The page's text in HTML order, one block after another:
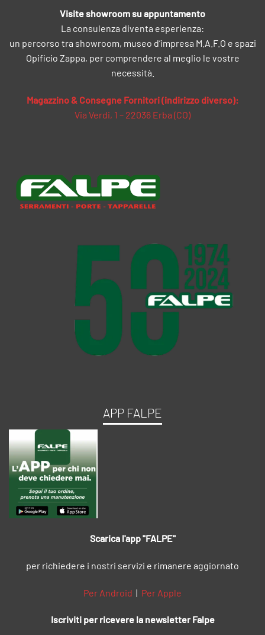
Visite showroom su appuntamento
La consulenza diventa esperienza:
un percorso tra showroom, museo d’impresa M.A.F.O e spazi
Opificio Zappa, per comprendere al meglio le vostre
necessità.
Magazzino & Consegne Fornitori (indirizzo diverso):
Via Verdi, 1 – 22036 Erba (CO)
APP FALPE
Scarica l'app "FALPE"
per richiedere i nostri servizi e rimanere aggiornato
Per Android | Per Apple
Iscriviti per ricevere la newsletter Falpe